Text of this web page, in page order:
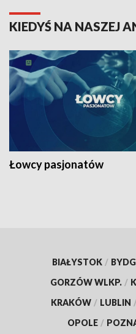
KIEDYŚ NA NASZEJ
Łowcy pasjonatów
BIAŁYSTOK /
GORZÓW WLKP. /
KRAKÓW / LUBLIN
OPOLE /